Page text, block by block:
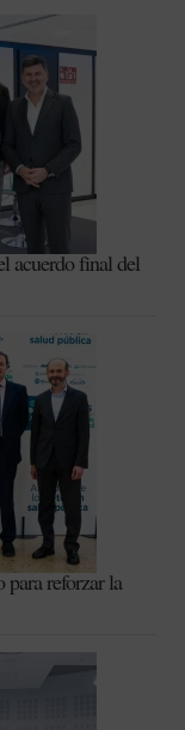
acuerdo final del
para reforzar la